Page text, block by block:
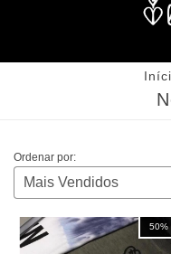
Ordenar por:
50%